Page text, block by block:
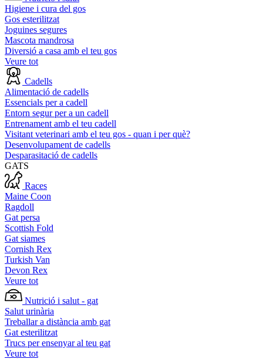
Higiene i cura del gos
Gos esterilitzat
Joguines segures
Mascota mandrosa
Diversió a casa amb el teu gos
Veure tot
Cadells
Alimentació de cadells
Essencials per a cadell
Entorn segur per a un cadell
Entrenament amb el teu cadell
Visitant veterinari amb el teu gos - quan i per què?
Desenvolupament de cadells
Desparasitació de cadells
GATS
Races
Maine Coon
Ragdoll
Gat persa
Scottish Fold
Gat siames
Cornish Rex
Turkish Van
Devon Rex
Veure tot
Nutrició i salut - gat
Salut urinària
Treballar a distància amb gat
Gat esterilitzat
Trucs per ensenyar al teu gat
Veure tot